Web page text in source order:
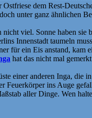
dem Rest-
unter ganz ähnlichen
viel. Sonne haben
Innenstadt taumeln
für ein Eis anstand, kam
hat das nicht mal
einer anderen Inga, die
Feuerkörper ins Auge
aller Dinge. Wen